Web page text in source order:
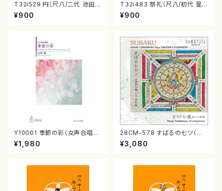
T32i529 円（尺八/二代 池田静
山/楽譜）都山流公刊楽譜曲番:2
238
¥900
T32i483 祭礼（尺八/初代 星
田一山/楽譜）都山流公刊楽譜曲
番:2191
¥900
Y10001 季節の彩（女声合唱、
ピアノ/山岸徹/楽譜）
¥1,980
28CM-578 すばるの七ツ（二
十絃箏/クラリネット/ヴァイオリ
ン/チェロ/吉松 隆：/CD）
¥3,080